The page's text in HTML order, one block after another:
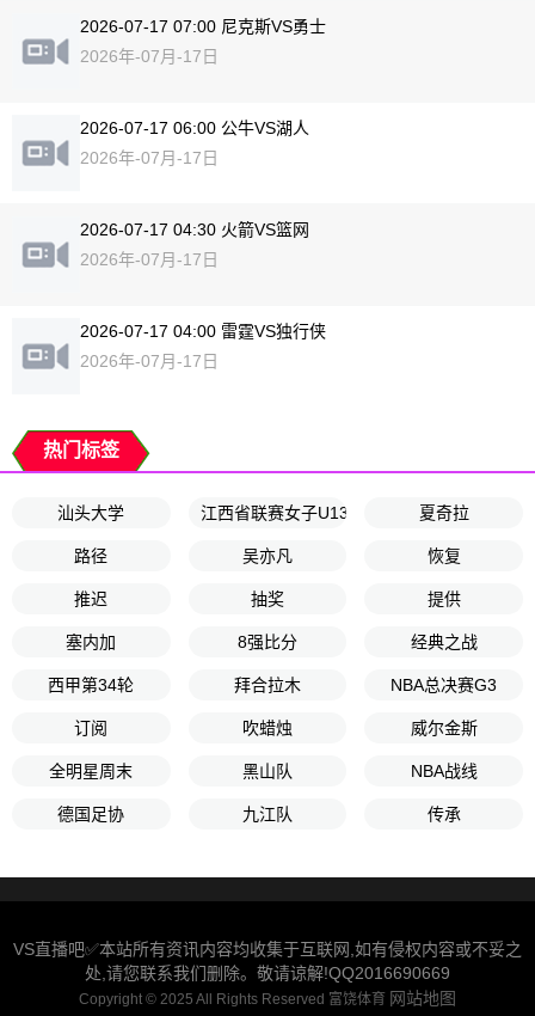
2026-07-17 07:00 尼克斯VS勇士
2026年-07月-17日
2026-07-17 06:00 公牛VS湖人
2026年-07月-17日
2026-07-17 04:30 火箭VS篮网
2026年-07月-17日
2026-07-17 04:00 雷霆VS独行侠
2026年-07月-17日
热门标签
汕头大学 江西省联赛女子U13第2轮 夏奇拉
路径 吴亦凡 恢复
推迟 抽奖 提供
塞内加 8强比分 经典之战
西甲第34轮 拜合拉木 NBA总决赛G3
订阅 吹蜡烛 威尔金斯
全明星周末 黑山队 NBA战线
德国足协 九江队 传承
VS直播吧✅本站所有资讯内容均收集于互联网,如有侵权内容或不妥之
处,请您联系我们删除。敬请谅解!QQ2016690669
Copyright © 2025 All Rights Reserved 富饶体育 网站地图